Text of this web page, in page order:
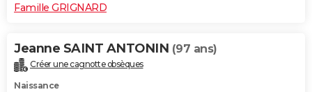
Famille GRIGNARD
Jeanne SAINT ANTONIN (97 ans)
Créer une cagnotte obsèques
Naissance